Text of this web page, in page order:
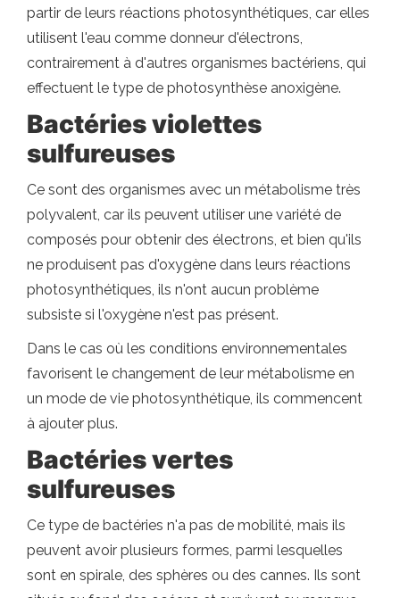
partir de leurs réactions photosynthétiques, car elles
utilisent l'eau comme donneur d'électrons,
contrairement à d'autres organismes bactériens, qui
effectuent le type de photosynthèse anoxigène.
Bactéries violettes
sulfureuses
Ce sont des organismes avec un métabolisme très
polyvalent, car ils peuvent utiliser une variété de
composés pour obtenir des électrons, et bien qu'ils
ne produisent pas d'oxygène dans leurs réactions
photosynthétiques, ils n'ont aucun problème
subsiste si l'oxygène n'est pas présent.
Dans le cas où les conditions environnementales
favorisent le changement de leur métabolisme en
un mode de vie photosynthétique, ils commencent
à ajouter plus.
Bactéries vertes
sulfureuses
Ce type de bactéries n'a pas de mobilité, mais ils
peuvent avoir plusieurs formes, parmi lesquelles
sont en spirale, des sphères ou des cannes. Ils sont